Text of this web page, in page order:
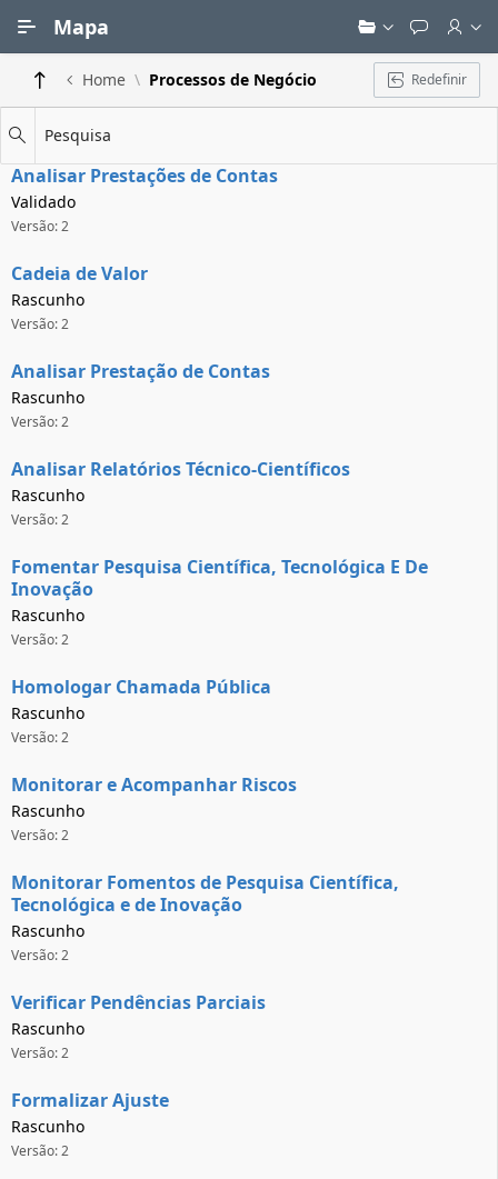
Mapa
Home Processos de Negócio Redefinir
Pesquisa
Analisar Prestações de Contas
Validado
Versão: 2
Cadeia de Valor
Rascunho
Versão: 2
Analisar Prestação de Contas
Rascunho
Versão: 2
Analisar Relatórios Técnico-Científicos
Rascunho
Versão: 2
Fomentar Pesquisa Científica, Tecnológica E De
Inovação
Rascunho
Versão: 2
Homologar Chamada Pública
Rascunho
Versão: 2
Monitorar e Acompanhar Riscos
Rascunho
Versão: 2
Monitorar Fomentos de Pesquisa Científica,
Tecnológica e de Inovação
Rascunho
Versão: 2
Verificar Pendências Parciais
Rascunho
Versão: 2
Formalizar Ajuste
Rascunho
Versão: 2